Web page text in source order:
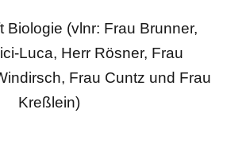
Biologie (vlnr: Frau Brunner,
Luca, Herr Rösner, Frau
Frau Cuntz und Frau
Kreßlein)